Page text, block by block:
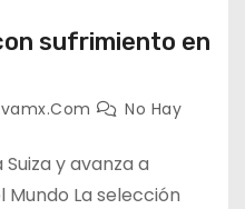
sufrimiento en
No Hay
y avanza a
La selección